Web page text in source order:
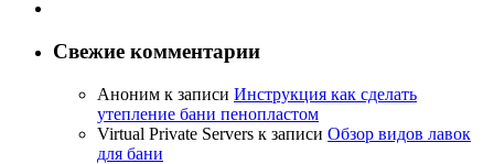
Свежие комментарии
Аноним к записи Инструкция как сделать
утепление бани пенопластом
Virtual Private Servers к записи Обзор видов лавок
для бани